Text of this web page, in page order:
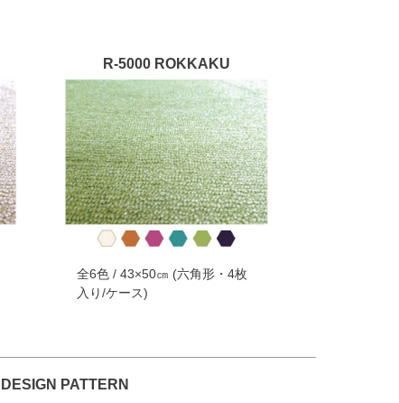
R-5000 ROKKAKU
全6色 / 43×50㎝ (六角形・4枚
入り/ケース)
PATTERN